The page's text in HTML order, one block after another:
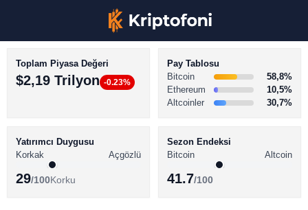
BİTCOİN HABERLERİ
ALTCOİN HABERLERİ
Toplam Piyasa Değeri
$2,19 Trilyon -0.23%
Pay Tablosu
Bitcoin
58,8%
Ethereum
10,5%
Altcoinler
30,7%
Yatırımcı Duygusu
Korkak
Açgözlü
29/100Korku
Sezon Endeksi
Bitcoin
Altcoin
41.7/100